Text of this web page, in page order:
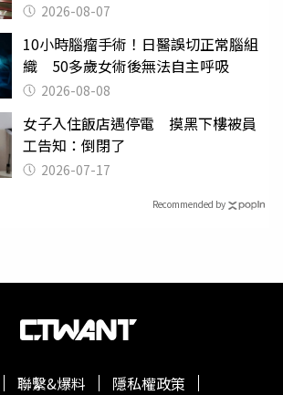
2026-08-07
10小時腦瘤手術！日醫誤切正常腦組
織 50多歲女術後無法自主呼吸
2026-08-08
女子入住飯店遇停電 摸黑下樓被員
工告知：倒閉了
2026-07-17
Recommended by
聯繫&爆料 隱私權政策